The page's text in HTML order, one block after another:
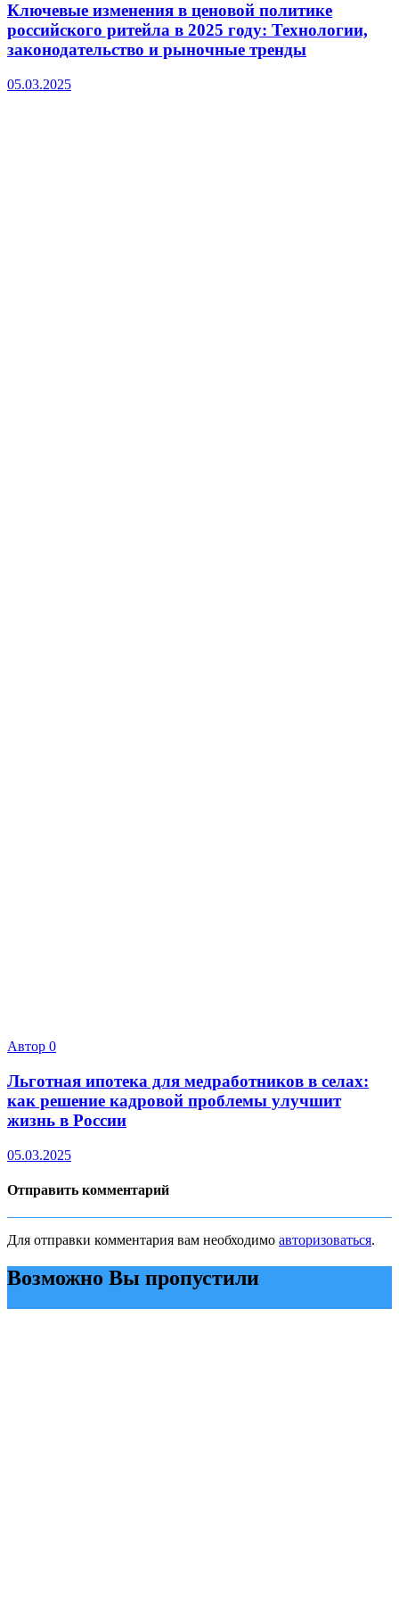
Ключевые изменения в ценовой политике
российского ритейла в 2025 году: Технологии,
законодательство и рыночные тренды
05.03.2025
Автор 0
Льготная ипотека для медработников в селах:
как решение кадровой проблемы улучшит
жизнь в России
05.03.2025
Отправить комментарий
Для отправки комментария вам необходимо авторизоваться.
Возможно Вы пропустили